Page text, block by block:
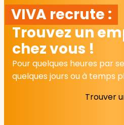
VIVA recrute :
Trouvez un
chez vous !
Pour quelques heures par
quelques jours ou à temps
Trouver